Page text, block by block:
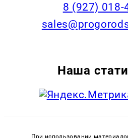
8 (927) 018-
Наша
При использовании